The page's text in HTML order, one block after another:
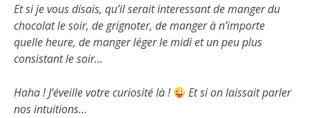
Et si je vous disais, qu’il serait interessant de manger du
chocolat le soir, de grignoter, de manger à n’importe
quelle heure, de manger léger le midi et un peu plus
consistant le soir…
Haha ! J’éveille votre curiosité là !
Et si on laissait parler
nos intuitions…